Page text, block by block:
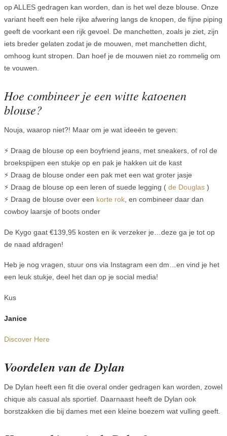
op ALLES gedragen kan worden, dan is het wel deze blouse. Onze
variant heeft een hele rijke afwering langs de knopen, de fijne piping
geeft de voorkant een rijk gevoel. De manchetten, zoals je ziet, zijn
iets breder gelaten zodat je de mouwen, met manchetten dicht,
omhoog kunt stropen. Dan hoef je de mouwen niet zo rommelig om
te vouwen.
Hoe combineer je een witte katoenen
blouse?
Nouja, waarop niet?! Maar om je wat ideeën te geven:
⚡ Draag de blouse op een boyfriend jeans, met sneakers, of rol de
broekspijpen een stukje op en pak je hakken uit de kast
⚡ Draag de blouse onder een pak met een wat groter jasje
⚡ Draag de blouse op een leren of suede legging ( de Douglas )
⚡ Draag de blouse over een korte rok , en combineer daar dan
cowboy laarsje of boots onder
De Kygo gaat €139,95 kosten en ik verzeker je…deze ga je tot op
de naad afdragen!
Heb je nog vragen, stuur ons via Instagram een dm…en vind je het
een leuk stukje, deel het dan op je social media!
Kus
Janice
Discover Here
Voordelen van de Dylan
De Dylan heeft een fit die overal onder gedragen kan worden, zowel
chique als casual als sportief. Daarnaast heeft de Dylan ook
borstzakken die bij dames met een kleine boezem wat vulling geeft.